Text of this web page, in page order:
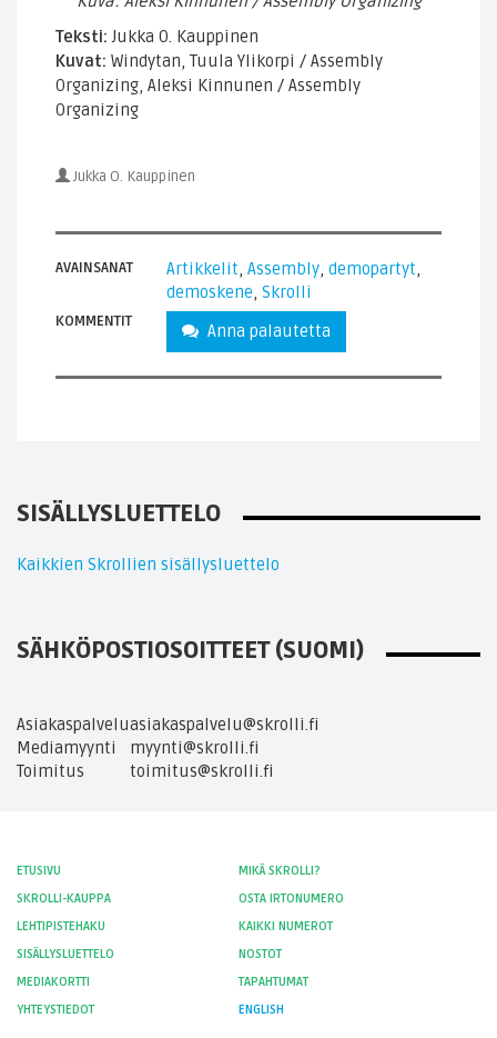
Teksti: Jukka O. Kauppinen
Kuvat: Windytan, Tuula Ylikorpi / Assembly
Organizing, Aleksi Kinnunen / Assembly
Organizing
Jukka O. Kauppinen
AVAINSANAT Artikkelit, Assembly, demopartyt,
demoskene, Skrolli
KOMMENTIT Anna palautetta
SISÄLLYSLUETTELO
Kaikkien Skrollien sisällysluettelo
SÄHKÖPOSTIOSOITTEET (SUOMI)
Asiakaspalveluasiakaspalvelu@skrolli.fi
Mediamyynti
myynti@skrolli.fi
Toimitus
toimitus@skrolli.fi
ETUSIVU
MIKÄ SKROLLI?
SKROLLI-KAUPPA
OSTA IRTONUMERO
LEHTIPISTEHAKU
KAIKKI NUMEROT
SISÄLLYSLUETTELO
NOSTOT
MEDIAKORTTI
TAPAHTUMAT
YHTEYSTIEDOT
ENGLISH